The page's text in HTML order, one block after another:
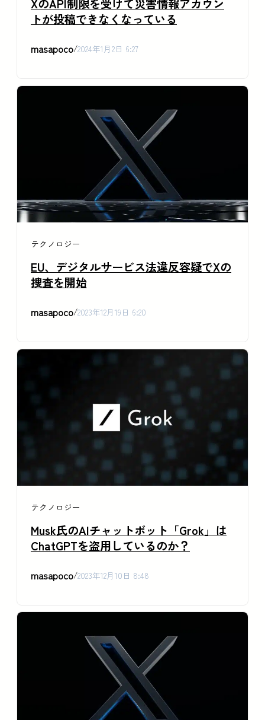
XのAPI制限を受けて災害情報アカウン
トが投稿できなくなっている
masapoco/2024年1月2日 6:27
テクノロジー
EU、デジタルサービス法違反容疑でXの
捜査を開始
masapoco/2023年12月19日 6:20
テクノロジー
Musk氏のAIチャットボット「Grok」は
ChatGPTを盗用しているのか？
masapoco/2023年12月10日 8:48